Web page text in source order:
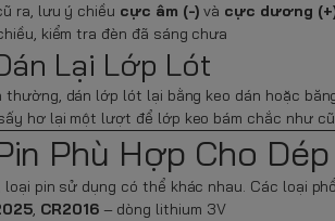
ra, lưu ý chiều cực âm (-) và cực dương
kiểm tra đèn đã sáng chưa
Lại Lớp Lót
thường, dán lớp lót lại bằng keo dán hoặc
hơ lại một lượt để lớp keo bám chắc như cũ
Phù Hợp Cho
loại pin sử dụng có thể khác nhau. Các loại
, CR2016– dòng lithium 3V